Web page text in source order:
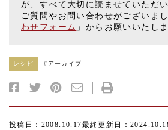
が、すべて大切に読ませていただ
ご質問やお問い合わせがございま
わせフォーム 」からお願いいたしま
レシピ # アーカイブ
投稿日：2008.10.17最終更新日：